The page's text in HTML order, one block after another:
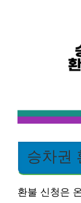
승차권
환불 신청은